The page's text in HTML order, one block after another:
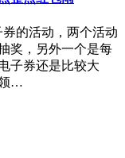
的活动，两个活动
奖，另外一个是每
子券还是比较大
…